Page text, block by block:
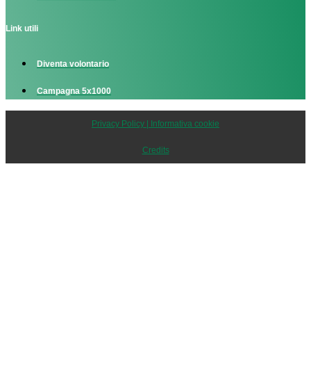
Link utili
Diventa volontario
Campagna 5x1000
Privacy Policy | Informativa cookie
Credits